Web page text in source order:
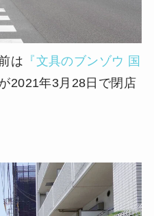
は 『文具のブンゾウ 国
2021年3月28日で閉店